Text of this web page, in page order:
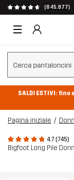
(845.877)
Cancella ricerca
SALDI ESTIVI:
Pagina iniziale
4.7 (745)
Bigfoot Long Pile